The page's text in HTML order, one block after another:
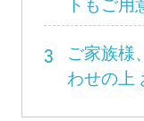
トもご用
3
ご家族様
わせの上